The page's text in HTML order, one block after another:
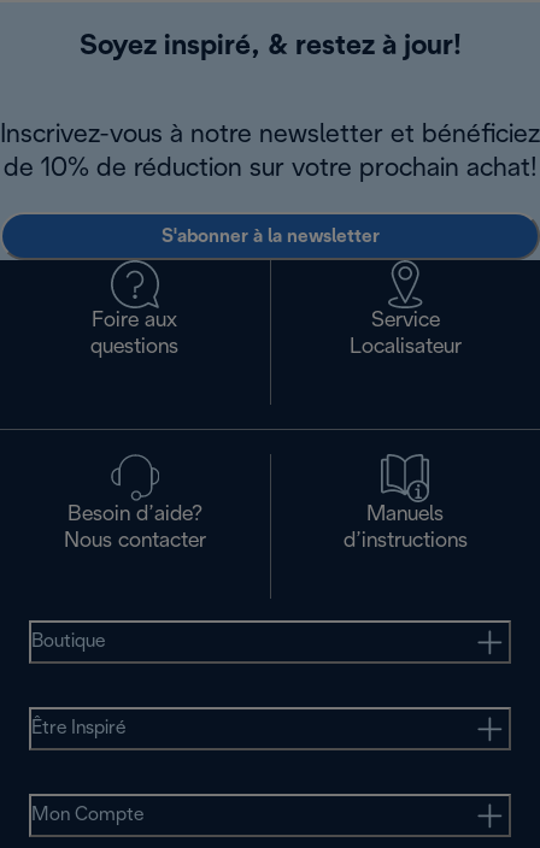
Soyez inspiré, & restez à jour!
Inscrivez-vous à notre newsletter et bénéficiez
de 10% de réduction sur votre prochain achat!
S'abonner à la newsletter
Foire aux
questions
Service
Localisateur
Besoin d’aide?
Nous contacter
Manuels
d’instructions
Boutique
Être Inspiré
Mon Compte